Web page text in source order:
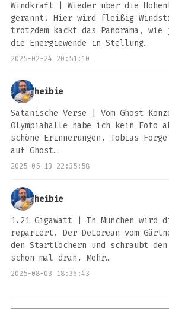
Windkraft | Wieder über die
gerannt. Hier wird fleißig
trotzdem kackt das Panorama, wie
die Energiewende in Stellung…
2025-02-24 20:51:10
heibie
Satanische Verse | Vom Ghost
Olympiahalle habe ich kein Foto
schöne Erinnerungen. Tobias
auf Ghost…
2025-05-13 22:35:58
heibie
1.21 Gigawatt | In München wird
repariert. Der DeLorean vom
den Startlöchern und schraubt den
schon mal dran. Mehr…
2025-08-03 18:36:43